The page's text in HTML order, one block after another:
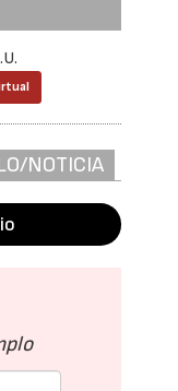
NOTICIA